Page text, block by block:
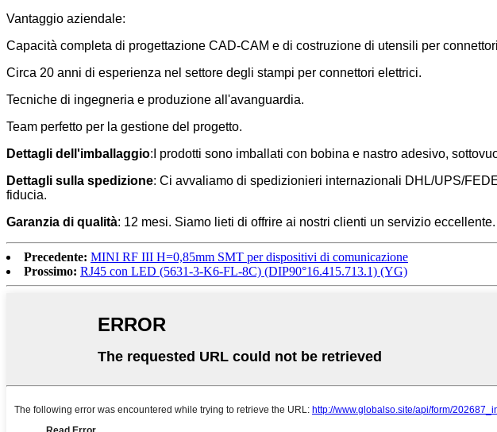
Vantaggio aziendale:
Capacità completa di progettazione CAD-CAM e di costruzione di utensili per
Circa 20 anni di esperienza nel settore degli stampi per connettori elettrici.
Tecniche di ingegneria e produzione all'avanguardia.
Team perfetto per la gestione del progetto.
Dettagli dell'imballaggio:I prodotti sono imballati con bobina e nastro adesivo,
Dettagli sulla spedizione: Ci avvaliamo di spedizionieri internazionali DHL/UPS/
fiducia.
Garanzia di qualità: 12 mesi. Siamo lieti di offrire ai nostri clienti un servizio
Precedente: MINI RF III H=0,85mm SMT per dispositivi di comunicazione
Prossimo: RJ45 con LED (5631-3-K6-FL-8C) (DIP90°16.415.713.1) (YG)